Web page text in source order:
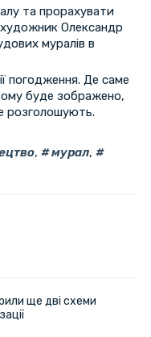
та прорахувати
Олександр
муралів в
погодження. Де саме
буде зображено,
розголошують.
, мурал,
ще дві схеми